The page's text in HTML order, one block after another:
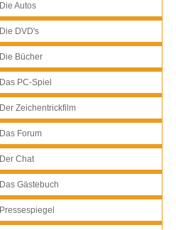
Die Autos
Die DVD's
Die Bücher
Das PC-Spiel
Der Zeichentrickfilm
Das Forum
Der Chat
Das Gästebuch
Pressespiegel